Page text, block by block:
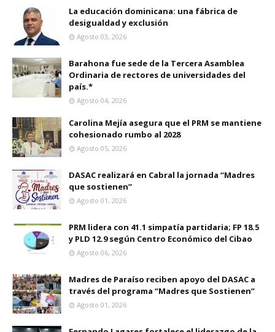
La educación dominicana: una fábrica de
desigualdad y exclusión
Agosto 03, 2026
Barahona fue sede de la Tercera Asamblea
Ordinaria de rectores de universidades del
país.*
Agosto 04, 2026
Carolina Mejía asegura que el PRM se mantiene
cohesionado rumbo al 2028
Agosto 05, 2026
DASAC realizará en Cabral la jornada “Madres
que sostienen”
Agosto 01, 2026
PRM lidera con 41.1 simpatía partidaria; FP 18.5
y PLD 12.9 según Centro Económico del Cibao
Agosto 06, 2026
Madres de Paraíso reciben apoyo del DASAC a
través del programa “Madres que Sostienen”
Agosto 01, 2026